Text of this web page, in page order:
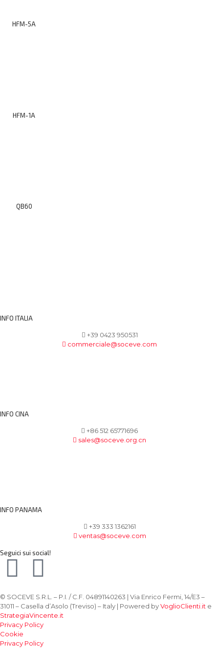
HFM-5A
HFM-1A
QB60
INFO ITALIA
+39 0423 950531
commerciale@soceve.com
INFO CINA
+86 512 65771696
sales@soceve.org.cn
INFO PANAMA
+39 333 1362161
ventas@soceve.com
Seguici sui social!
© SOCEVE S.R.L. – P.I. / C.F. 04891140263 | Via Enrico Fermi, 14/E3 –
31011 – Casella d’Asolo (Treviso) – Italy | Powered byVoglioClienti.it e
StrategiaVincente.it
Privacy Policy
Cookie
Privacy Policy